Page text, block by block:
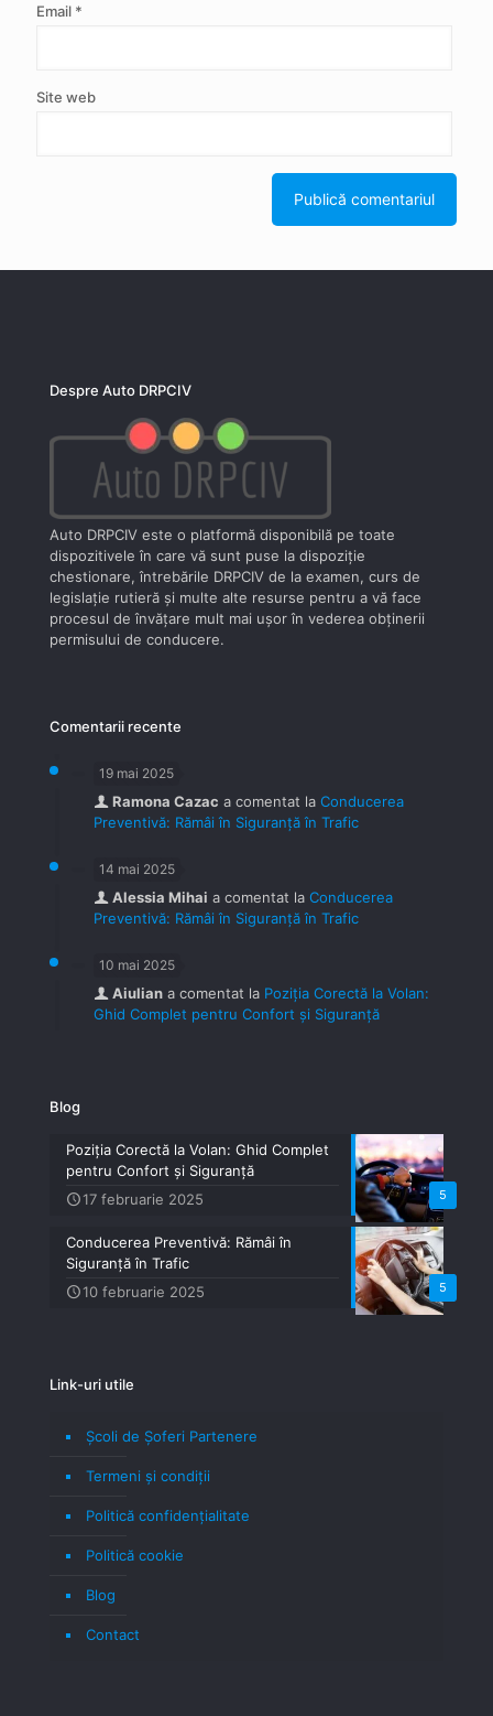
Email *
Site web
Despre Auto DRPCIV
Auto DRPCIV este o platformă disponibilă pe toate
dispozitivele în care vă sunt puse la dispoziţie
chestionare, întrebările DRPCIV de la examen, curs de
legislaţie rutieră şi multe alte resurse pentru a vă face
procesul de învăţare mult mai uşor în vederea obţinerii
permisului de conducere.
Comentarii recente
19 mai 2025
Ramona Cazac a comentat la Conducerea
Preventivă: Rămâi în Siguranță în Trafic
14 mai 2025
Alessia Mihai a comentat la Conducerea
Preventivă: Rămâi în Siguranță în Trafic
10 mai 2025
Aiulian a comentat la Poziția Corectă la Volan:
Ghid Complet pentru Confort și Siguranță
Blog
5
Poziția Corectă la Volan: Ghid Complet
pentru Confort și Siguranță
17 februarie 2025
5
Conducerea Preventivă: Rămâi în
Siguranță în Trafic
10 februarie 2025
Link-uri utile
Școli de Șoferi Partenere
Termeni şi condiţii
Politică confidenţialitate
Politică cookie
Blog
Contact